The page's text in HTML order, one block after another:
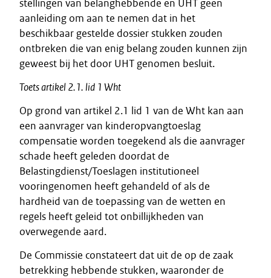
stellingen van belanghebbende en UHT geen
aanleiding om aan te nemen dat in het
beschikbaar gestelde dossier stukken zouden
ontbreken die van enig belang zouden kunnen zijn
geweest bij het door UHT genomen besluit.
Toets artikel 2.1. lid 1 Wht
Op grond van artikel 2.1 lid 1 van de Wht kan aan
een aanvrager van kinderopvangtoeslag
compensatie worden toegekend als die aanvrager
schade heeft geleden doordat de
Belastingdienst/Toeslagen institutioneel
vooringenomen heeft gehandeld of als de
hardheid van de toepassing van de wetten en
regels heeft geleid tot onbillijkheden van
overwegende aard.
De Commissie constateert dat uit de op de zaak
betrekking hebbende stukken, waaronder de